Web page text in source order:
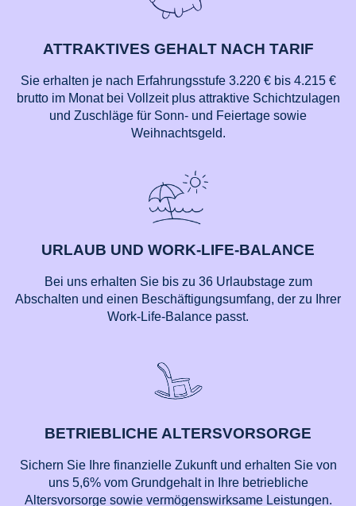
ATTRAKTIVES GEHALT NACH TARIF
Sie erhalten je nach Erfahrungsstufe 3.220 € bis 4.215 €
brutto im Monat bei Vollzeit plus attraktive Schichtzulagen
und Zuschläge für Sonn- und Feiertage sowie
Weihnachtsgeld.
URLAUB UND WORK-LIFE-BALANCE
Bei uns erhalten Sie bis zu 36 Urlaubstage zum
Abschalten und einen Beschäftigungsumfang, der zu Ihrer
Work-Life-Balance passt.
BETRIEBLICHE ALTERSVORSORGE
Sichern Sie Ihre finanzielle Zukunft und erhalten Sie von
uns 5,6% vom Grundgehalt in Ihre betriebliche
Altersvorsorge sowie vermögenswirksame Leistungen.